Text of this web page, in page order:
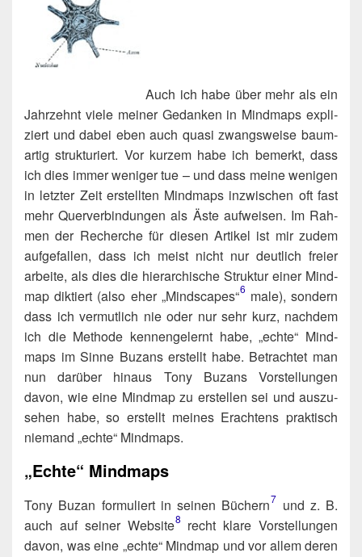
Auch ich habe über mehr als ein
Jahr­zehnt vie­le mei­ner Gedan­ken in Mind­maps expli­
ziert und dabei eben auch qua­si zwangs­wei­se baum­
ar­tig struk­tu­riert. Vor kur­zem habe ich bemerkt, dass
ich dies immer weni­ger tue – und dass mei­ne weni­gen
in letz­ter Zeit erstell­ten Mind­maps inzwi­schen oft fast
mehr Quer­ver­bin­dun­gen als Äste auf­wei­sen. Im Rah­
men der Recher­che für die­sen Arti­kel ist mir zudem
auf­ge­fal­len, dass ich meist nicht nur deut­lich frei­er
arbei­te, als dies die hier­ar­chi­sche Struk­tur einer Mind­
map dik­tiert (also eher „Mind­scapes“​6 male), son­dern
dass ich ver­mut­lich nie oder nur sehr kurz, nach­dem
ich die Metho­de ken­nen­ge­lernt habe, „ech­te“ Mind­
maps im Sin­ne Buzans erstellt habe. Betrach­tet man
nun dar­über hin­aus Tony Buzans Vor­stel­lun­gen
davon, wie eine Mind­map zu erstel­len sei und aus­zu­
se­hen habe, so erstellt mei­nes Erach­tens prak­tisch
nie­mand „ech­te“ Mindmaps.
„Echte“ Mindmaps
Tony Buzan for­mu­liert in sei­nen Büchern​7 und z. B.
auch auf sei­ner Website​8 recht kla­re Vor­stel­lun­gen
davon, was eine „ech­te“ Mind­map und vor allem deren